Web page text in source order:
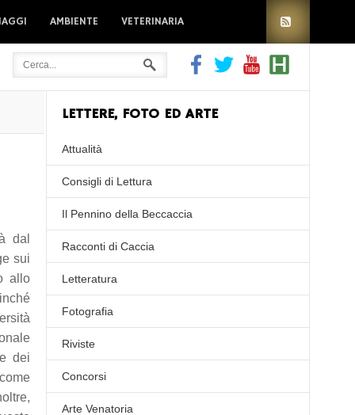
AMBIENTE VETERINARIA
dal
sui
allo
dei
LETTERE, FOTO ED ARTE
Attualità
Consigli di Lettura
Il Pennino della Beccaccia
Racconti di Caccia
Letteratura
Fotografia
Riviste
Concorsi
Arte Venatoria